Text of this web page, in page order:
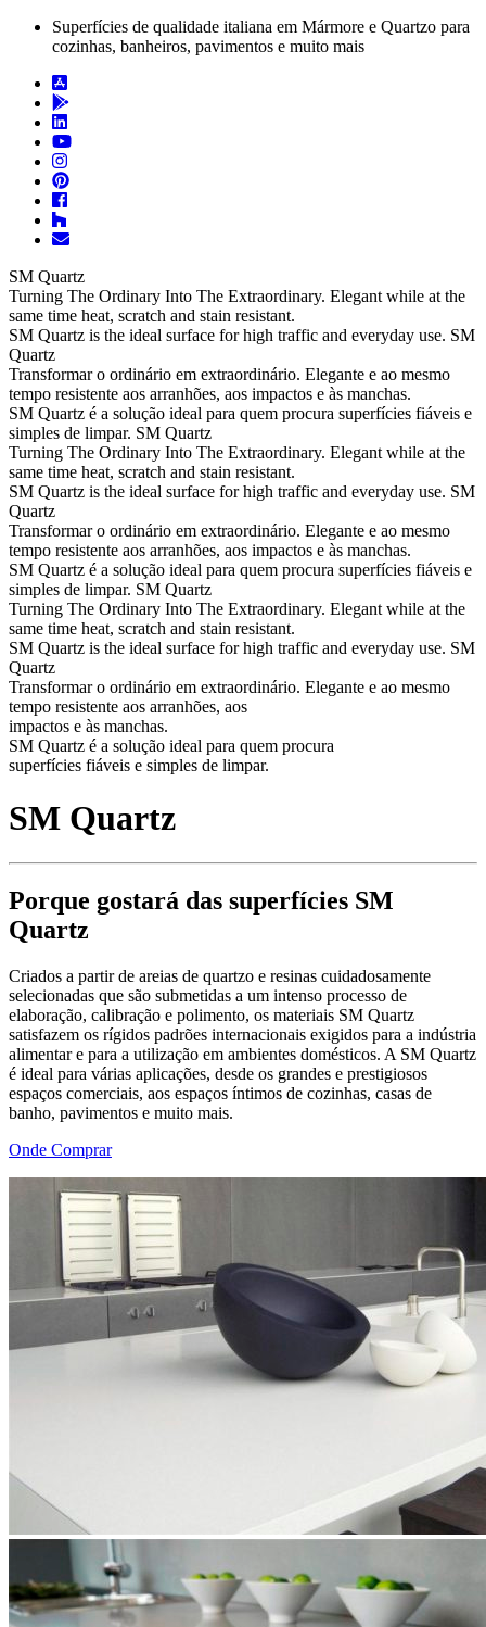
Superfícies de qualidade italiana em Mármore e Quartzo para
cozinhas, banheiros, pavimentos e muito mais
SM Quartz
Turning The Ordinary Into The Extraordinary. Elegant while at the
same time heat, scratch and stain resistant.
SM Quartz is the ideal surface for high traffic and everyday use. SM
Quartz
Transformar o ordinário em extraordinário. Elegante e ao mesmo
tempo resistente aos arranhões, aos impactos e às manchas.
SM Quartz é a solução ideal para quem procura superfícies fiáveis e
simples de limpar. SM Quartz
Turning The Ordinary Into The Extraordinary. Elegant while at the
same time heat, scratch and stain resistant.
SM Quartz is the ideal surface for high traffic and everyday use. SM
Quartz
Transformar o ordinário em extraordinário. Elegante e ao mesmo
tempo resistente aos arranhões, aos impactos e às manchas.
SM Quartz é a solução ideal para quem procura superfícies fiáveis e
simples de limpar. SM Quartz
Turning The Ordinary Into The Extraordinary. Elegant while at the
same time heat, scratch and stain resistant.
SM Quartz is the ideal surface for high traffic and everyday use. SM
Quartz
Transformar o ordinário em extraordinário. Elegante e ao mesmo
tempo resistente aos arranhões, aos
impactos e às manchas.
SM Quartz é a solução ideal para quem procura
superfícies fiáveis e simples de limpar.
SM Quartz
Porque gostará das superfícies SM
Quartz
Criados a partir de areias de quartzo e resinas cuidadosamente
selecionadas que são submetidas a um intenso processo de
elaboração, calibração e polimento, os materiais SM Quartz
satisfazem os rígidos padrões internacionais exigidos para a indústria
alimentar e para a utilização em ambientes domésticos. A SM Quartz
é ideal para várias aplicações, desde os grandes e prestigiosos
espaços comerciais, aos espaços íntimos de cozinhas, casas de
banho, pavimentos e muito mais.
Onde Comprar